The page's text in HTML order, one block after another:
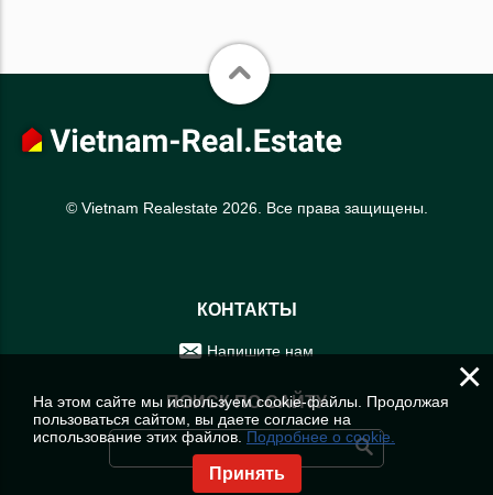
© Vietnam Realestate 2026. Все права защищены.
КОНТАКТЫ
Напишите нам
ПОИСК ПО САЙТУ
×
На этом сайте мы используем cookie-файлы. Продолжая
пользоваться сайтом, вы даете согласие на
использование этих файлов. Подробнее о cookie.
Принять